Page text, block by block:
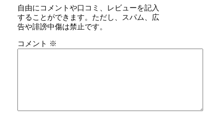
自由にコメントや口コミ、レビューを記入
することができます。ただし、スパム、広
告や誹謗中傷は禁止です。
コメント ※